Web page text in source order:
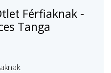
Férfiaknak -
Tanga